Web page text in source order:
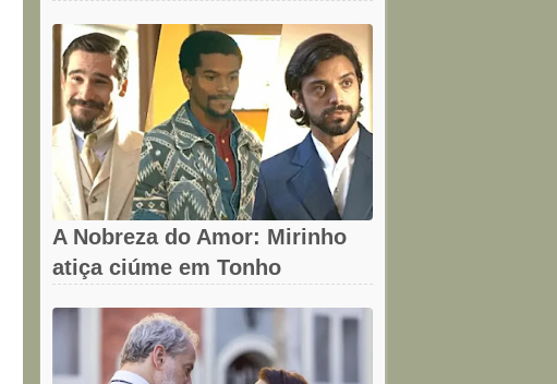
A Nobreza do Amor: Mirinho
atiça ciúme em Tonho